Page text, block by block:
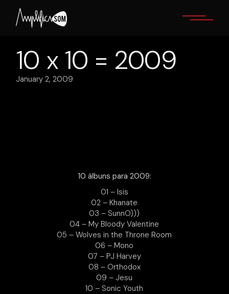
content
10 x 10 = 2009
January 2, 2009
10 álbuns para 2009:
01 – Isis
02 – Khanate
03 – SunnO)))
04 – My Bloody Valentine
05 – Wolves in the Throne Room
06 – Mono
07 – PJ Harvey
08 – Orthodox
09 – Jesu
10 – Sonic Youth